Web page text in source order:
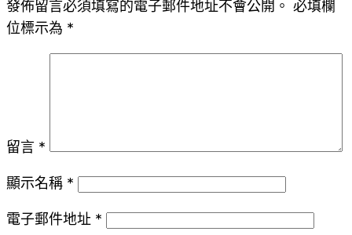
發佈留言必須填寫的電子郵件地址不會公開。 必填欄
位標示為 *
留言 *
顯示名稱 *
電子郵件地址 *